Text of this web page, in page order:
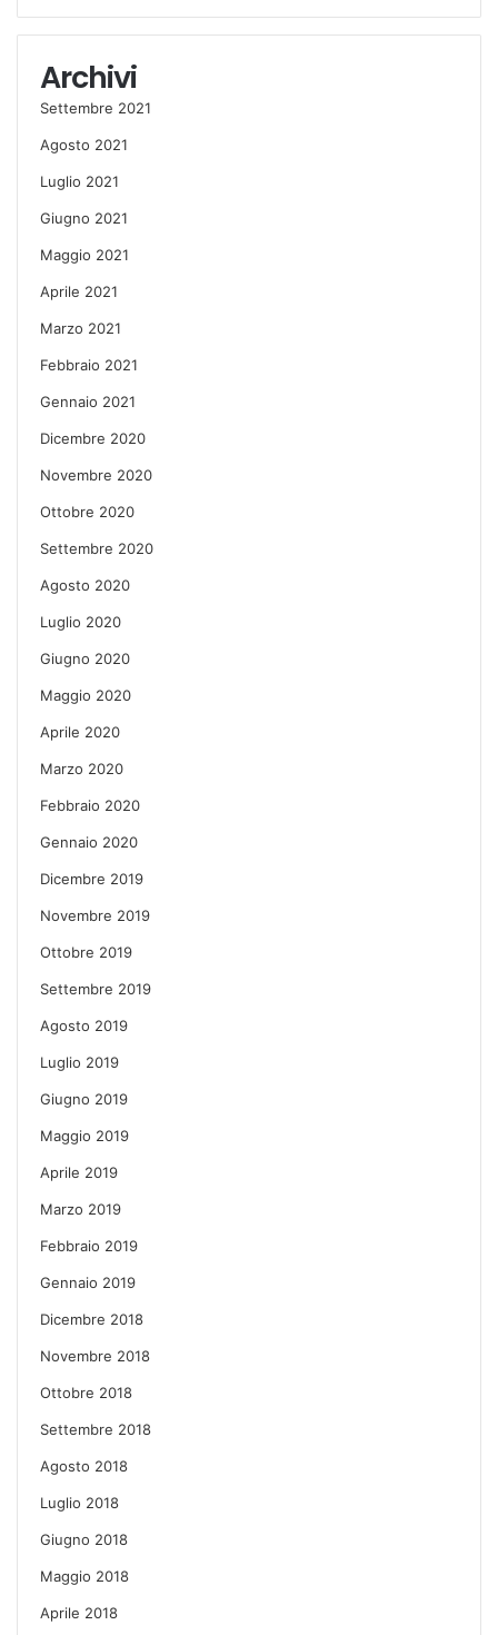
Archivi
Settembre 2021
Agosto 2021
Luglio 2021
Giugno 2021
Maggio 2021
Aprile 2021
Marzo 2021
Febbraio 2021
Gennaio 2021
Dicembre 2020
Novembre 2020
Ottobre 2020
Settembre 2020
Agosto 2020
Luglio 2020
Giugno 2020
Maggio 2020
Aprile 2020
Marzo 2020
Febbraio 2020
Gennaio 2020
Dicembre 2019
Novembre 2019
Ottobre 2019
Settembre 2019
Agosto 2019
Luglio 2019
Giugno 2019
Maggio 2019
Aprile 2019
Marzo 2019
Febbraio 2019
Gennaio 2019
Dicembre 2018
Novembre 2018
Ottobre 2018
Settembre 2018
Agosto 2018
Luglio 2018
Giugno 2018
Maggio 2018
Aprile 2018